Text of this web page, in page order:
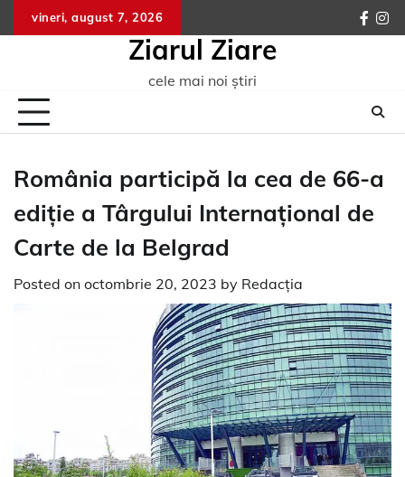
to
vineri, august 7, 2026
Ziarul Ziare
cele mai noi știri
România participă la cea de 66-a
ediție a Târgului Internațional de
Carte de la Belgrad
Posted on octombrie 20, 2023 by Redacția